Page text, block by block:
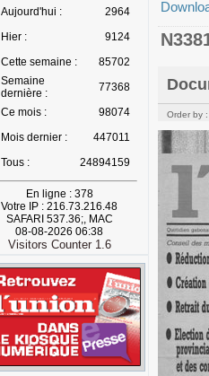
Aujourd'hui :
2964
Hier :
9124
Cette semaine :
85702
Semaine
dernière :
77368
Ce mois :
98074
Mois dernier :
447011
Tous :
24894159
En ligne : 378
Votre IP : 216.73.216.48
SAFARI 537.36;, MAC
08-08-2026 06:38
Visitors Counter 1.6
Order by :